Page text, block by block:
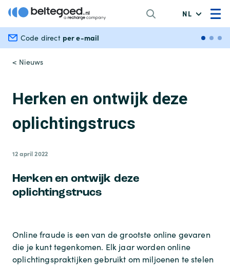
NL
Code direct per e-mail
< Nieuws
Herken en ontwijk deze
oplichtingstrucs
12 april 2022
Herken en ontwijk deze
oplichtingstrucs
Online fraude is een van de grootste online gevaren
die je kunt tegenkomen. Elk jaar worden online
oplichtingspraktijken gebruikt om miljoenen te stelen